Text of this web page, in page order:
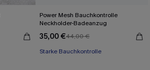
Power Mesh Bauchkontrolle
Neckholder-Badeanzug
35,00 €44,00 €
Starke Bauchkontrolle